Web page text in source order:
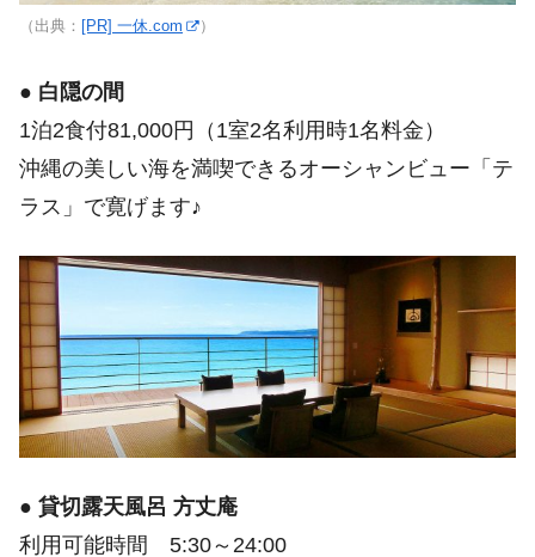
（出典： [PR] 一休.com ）
● 白隠の間
1泊2食付81,000円（1室2名利用時1名料金）
沖縄の美しい海を満喫できるオーシャンビュー「テ
ラス」で寛げます♪
● 貸切露天風呂 方丈庵
利用可能時間 5:30～24:00